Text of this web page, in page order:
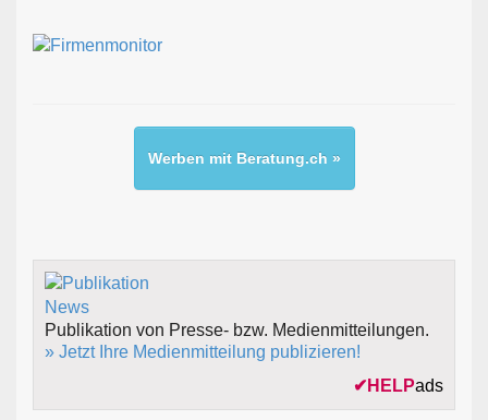
Werben mit Beratung.ch »
Publikation von Presse- bzw. Medienmitteilungen.
» Jetzt Ihre Medienmitteilung publizieren!
✔ HELPads